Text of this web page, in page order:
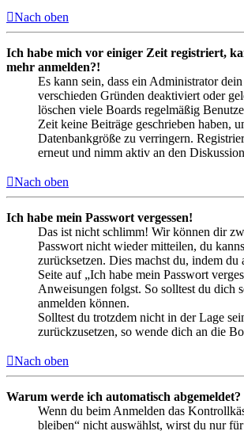
Nach oben
Ich habe mich vor einiger Zeit registriert,
mehr anmelden?!
Es kann sein, dass ein Administrator
verschieden Gründen deaktiviert oder
löschen viele Boards regelmäßig
Zeit keine Beiträge geschrieben haben,
Datenbankgröße zu verringern.
erneut und nimm aktiv an den
Nach oben
Ich habe mein Passwort vergessen!
Das ist nicht schlimm! Wir können dir
Passwort nicht wieder mitteilen, du
zurücksetzen. Dies machst du, indem du
Seite auf „Ich habe mein Passwort
Anweisungen folgst. So solltest du dich
anmelden können.
Solltest du trotzdem nicht in der Lage
zurückzusetzen, so wende dich an die
Nach oben
Warum werde ich automatisch abgemeldet?
Wenn du beim Anmelden das
bleiben“ nicht auswählst, wirst du nur